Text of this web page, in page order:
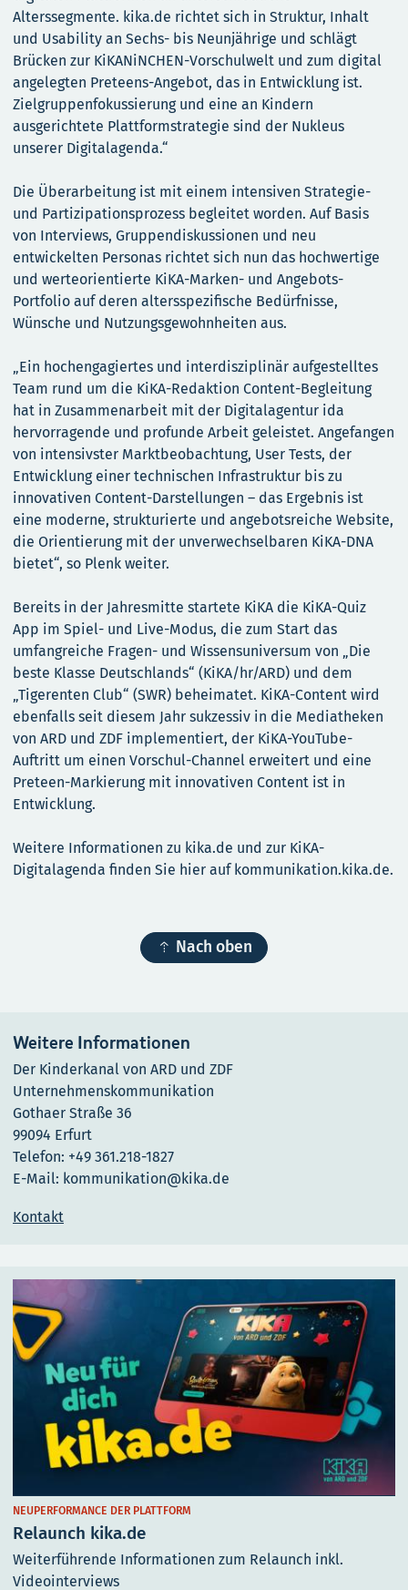
Alterssegmente. kika.de richtet sich in Struktur, Inhalt
und Usability an Sechs- bis Neunjährige und schlägt
Brücken zur KiKANiNCHEN-Vorschulwelt und zum digital
angelegten Preteens-Angebot, das in Entwicklung ist.
Zielgruppenfokussierung und eine an Kindern
ausgerichtete Plattformstrategie sind der Nukleus
unserer Digitalagenda.“
Die Überarbeitung ist mit einem intensiven Strategie-
und Partizipationsprozess begleitet worden. Auf Basis
von Interviews, Gruppendiskussionen und neu
entwickelten Personas richtet sich nun das hochwertige
und werteorientierte KiKA-Marken- und Angebots-
Portfolio auf deren altersspezifische Bedürfnisse,
Wünsche und Nutzungsgewohnheiten aus.
„Ein hochengagiertes und interdisziplinär aufgestelltes
Team rund um die KiKA-Redaktion Content-Begleitung
hat in Zusammenarbeit mit der Digitalagentur ida
hervorragende und profunde Arbeit geleistet. Angefangen
von intensivster Marktbeobachtung, User Tests, der
Entwicklung einer technischen Infrastruktur bis zu
innovativen Content-Darstellungen – das Ergebnis ist
eine moderne, strukturierte und angebotsreiche Website,
die Orientierung mit der unverwechselbaren KiKA-DNA
bietet“, so Plenk weiter.
Bereits in der Jahresmitte startete KiKA die KiKA-Quiz
App im Spiel- und Live-Modus, die zum Start das
umfangreiche Fragen- und Wissensuniversum von „Die
beste Klasse Deutschlands“ (KiKA/hr/ARD) und dem
„Tigerenten Club“ (SWR) beheimatet. KiKA-Content wird
ebenfalls seit diesem Jahr sukzessiv in die Mediatheken
von ARD und ZDF implementiert, der KiKA-YouTube-
Auftritt um einen Vorschul-Channel erweitert und eine
Preteen-Markierung mit innovativen Content ist in
Entwicklung.
Weitere Informationen zu kika.de und zur KiKA-
Digitalagenda finden Sie hier auf kommunikation.kika.de.
 Nach oben
Weitere Informationen
Der Kinderkanal von ARD und ZDF
Unternehmenskommunikation
Gothaer Straße 36
99094 Erfurt
Telefon: +49 361.218-1827
E-Mail: kommunikation@kika.de
Kontakt
NEUPERFORMANCE DER PLATTFORM
Relaunch kika.de
Weiterführende Informationen zum Relaunch inkl.
Videointerviews